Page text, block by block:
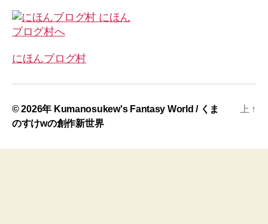
にほんブログ村
© 2026年 Kumanosukew's Fantasy World / くま
のすけwの創作新世界
上 ↑